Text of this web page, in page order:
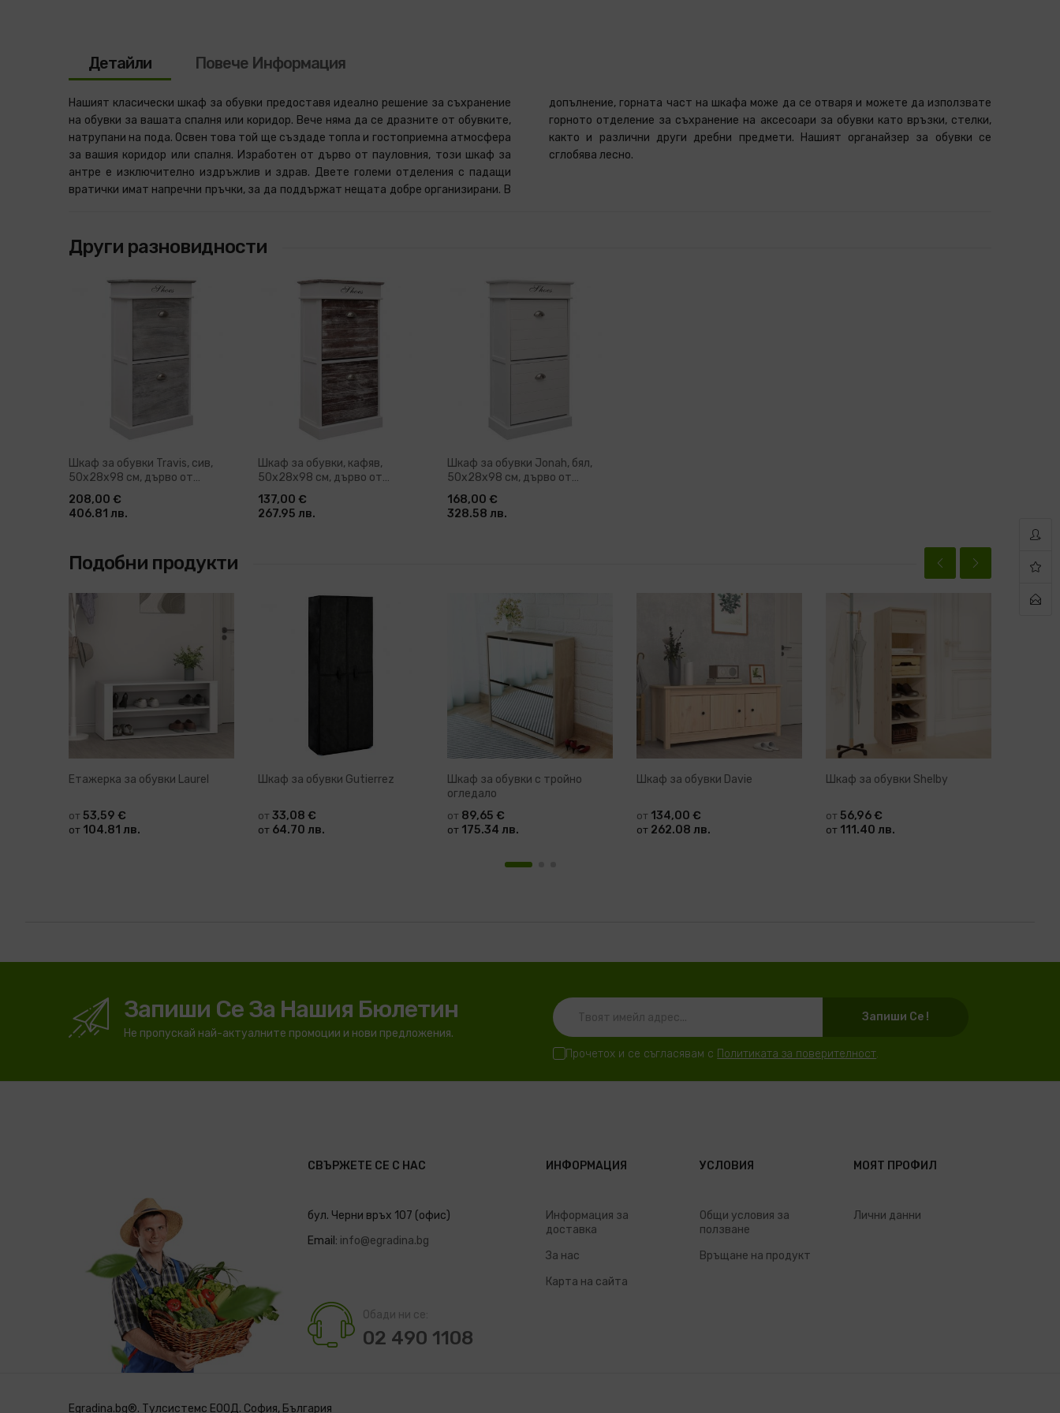
Детайли
Нашият класически шкаф за обувки предоставя идеално решение за съхранение
на обувки за вашата спалня или коридор. Вече няма да се дразните от обувките,
натрупани на пода. Освен това той ще създаде топла и гостоприемна атмосфера
за вашия коридор или спалня. Изработен от дърво от пауловния, този шкаф за
антре е изключително издръжлив и здрав. Двете големи отделения с падащи
вратички имат напречни пръчки, за да поддържат нещата добре организирани. В
допълнение, горната част на шкафа може да се отваря и можете да използвате
горното отделение за съхранение на аксесоари за обувки като връзки, стелки,
както и различни други дребни предмети. Нашият органайзер за обувки се
сглобява лесно.
Повече Информация
Други разновидности
Шкаф за обувки Travis, сив,
50x28x98 см, дърво от
пауловния
208,00 €
406.81 лв.
Шкаф за обувки, кафяв,
50x28x98 см, дърво от
пауловния
137,00 €
267.95 лв.
Шкаф за обувки Jonah, бял,
50x28x98 см, дърво от
пауловния
168,00 €
328.58 лв.
Подобни продукти
Етажерка за обувки Laurel
от 53,59 €
от 104.81 лв.
Шкаф за обувки Gutierrez
от 33,08 €
от 64.70 лв.
Шкаф за обувки с тройно
огледало
от 89,65 €
от 175.34 лв.
Шкаф за обувки Davie
от 134,00 €
от 262.08 лв.
Шкаф за обувки Shelby
от 56,96 €
от 111.40 лв.
Запиши Се За Нашия Бюлетин
Не пропускай най-актуалните промоции и нови предложения.
Запиши Се !
Прочетох и се съгласявам с Политиката за поверителност.
СВЪРЖЕТЕ СЕ С НАС
бул. Черни връх 107 (офис)
Email: info@egradina.bg
Обади ни се:
02 490 1108
ИНФОРМАЦИЯ
Информация за
доставка
За нас
Карта на сайта
УСЛОВИЯ
Общи условия за
ползване
Връщане на продукт
МОЯТ ПРОФИЛ
Лични данни
Egradina.bg®. Тулсистемс ЕООД. София, България